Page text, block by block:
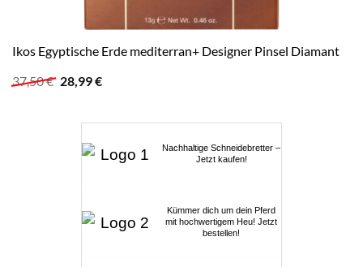
Ikos Egyptische Erde mediterran+ Designer Pinsel Diamant
37,50€ Ursprünglicher
37,50 €
28,99€Aktueller
28,99 €.
Nachhaltige Schneidebretter –
Jetzt kaufen!
Kümmer dich um dein Pferd
mit hochwertigem Heu! Jetzt
bestellen!